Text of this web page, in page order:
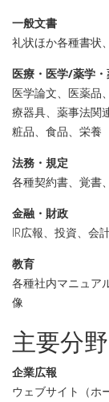
一般文書
礼状ほか各種書状
医療・医学/薬学
医学論文、医薬品
療器具、薬事法関
粧品、食品、栄養
法務・規定
各種契約書、覚書
金融・財政
IR広報、投資、会
教育
各種社内マニュア
像
主要分野
企業広報
ウェブサイト（ホ